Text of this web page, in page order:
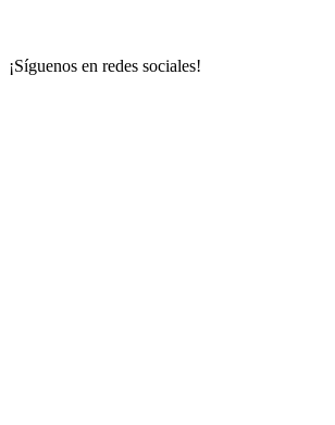
¡Síguenos en redes sociales!